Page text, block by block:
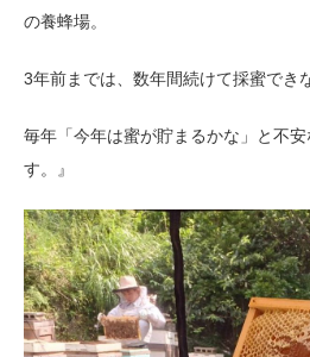
の養蜂場。
3年前までは、数年間続けて採蜜でき
毎年「今年は蜜が貯まるかな」と不
す。』